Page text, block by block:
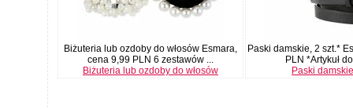
Biżuteria lub ozdoby do włosów Esmara,
cena 9,99 PLN 6 zestawów ...
Biżuteria lub ozdoby do włosów
Paski damskie, 2 szt.*
PLN *Artykuł
Paski